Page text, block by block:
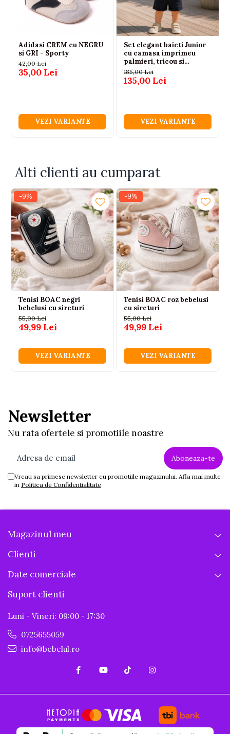
Adidasi CREM cu NEGRU
si GRI - Sporty
42,00 Lei
35,00 Lei
VEZI VARIANTE
Set elegant baieti Junior
cu camasa imprimeu
palmieri, tricou si
bermude
185,00 Lei
135,00 Lei
VEZI VARIANTE
Alti clienti au cumparat
-9%
Tenisi BOAC negri
bebelusi cu sireturi
55,00 Lei
49,99 Lei
VEZI VARIANTE
-9%
Tenisi BOAC roz bebelusi
cu sireturi
55,00 Lei
49,99 Lei
VEZI VARIANTE
Newsletter
Nu rata ofertele si promotiile noastre
Vreau sa primesc newsletter cu promotiile magazinului. Afla mai multe
in Politica de Confidentialitate
Magazinul meu
Clienti
Date comerciale
Suport clienti
Luni - Vineri: 09:00 - 17:30
0725655059
info@bebelul.ro